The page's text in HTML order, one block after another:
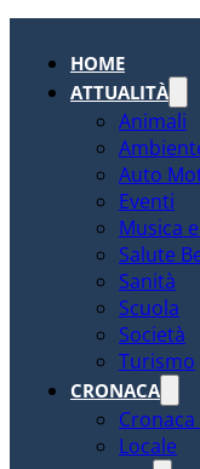
HOME
ATTUALITÀ
Animali
Auto
Eventi
Musica
Salute
Sanità
Scuola
Società
Turismo
CRONACA
Locale